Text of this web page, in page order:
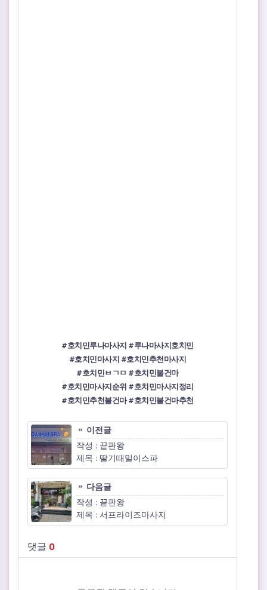
#호치민루나마사지 #루나마사지호치민
#호치민마사지 #호치민추천마사지
#호치민ㅂㄱㅁ #호치민불건마
#호치민마사지순위 #호치민마사지정리
#호치민추천불건마 #호치민불건마추천
이전글
작성 : 끝판왕
제목 : 딸기때밀이스파
다음글
작성 : 끝판왕
제목 : 서프라이즈마사지
댓글 0